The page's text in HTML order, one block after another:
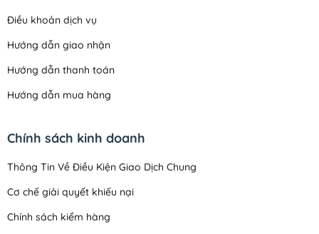
Điều khoản dịch vụ
Hướng dẫn giao nhận
Hướng dẫn thanh toán
Hướng dẫn mua hàng
Chính sách kinh doanh
Thông Tin Về Điều Kiện Giao Dịch Chung
Cơ chế giải quyết khiếu nại
Chính sách kiểm hàng